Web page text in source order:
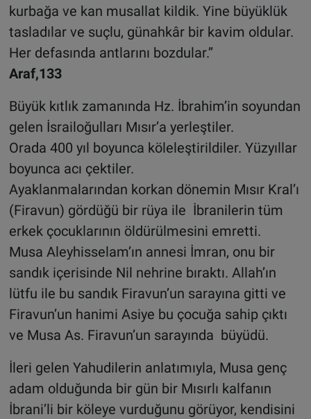
kurbağa ve kan musallat kildik. Yine büyüklük
tasladılar ve suçlu, günahkâr bir kavim oldular.
Her defasında antlarını bozdular.’’
Araf,133
Büyük kıtlık zamanında Hz. İbrahim’in soyundan
gelen İsrailoğulları Mısır’a yerleştiler.
Orada 400 yıl boyunca köleleştirildiler. Yüzyıllar
boyunca acı çektiler.
Ayaklanmalarından korkan dönemin Mısır Kral’ı
(Firavun) gördüğü bir rüya ile İbranilerin tüm
erkek çocuklarının öldürülmesini emretti.
Musa Aleyhisselam’ın annesi İmran, onu bir
sandık içerisinde Nil nehrine bıraktı. Allah’ın
lütfu ile bu sandık Firavun’un sarayına gitti ve
Firavun’un hanimi Asiye bu çocuğa sahip çıktı
ve Musa As. Firavun’un sarayında büyüdü.
İleri gelen Yahudilerin anlatımıyla, Musa genç
adam olduğunda bir gün bir Mısırlı kalfanın
İbrani’li bir köleye vurduğunu görüyor, kendisini